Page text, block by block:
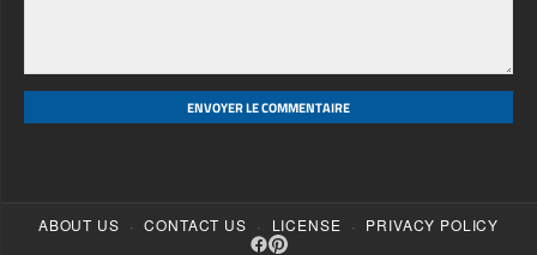
ENVOYER LE COMMENTAIRE
ABOUT US · CONTACT US · LICENSE · PRIVACY POLICY